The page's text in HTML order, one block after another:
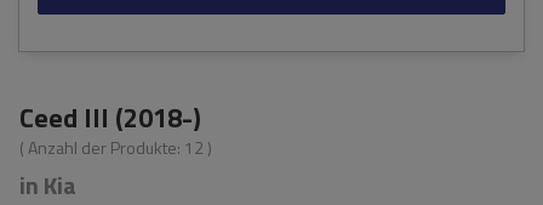
Ceed III (2018-)
( Anzahl der Produkte: 12 )
in Kia